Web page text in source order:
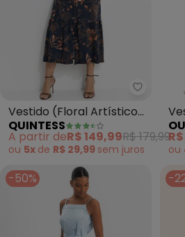
Vestido (Floral Artístico)
em Malha de Viscose
QUINTESS
A partir deR$ 149,99R$ 179,99
ou 5x de R$ 29,99 sem juros ou
-50% -